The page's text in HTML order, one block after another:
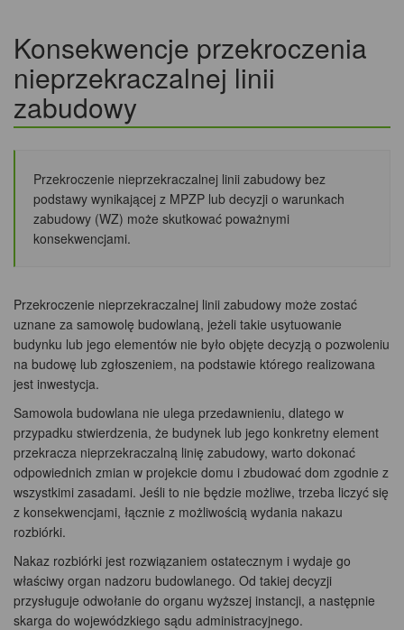
Konsekwencje przekroczenia
nieprzekraczalnej linii
zabudowy
Przekroczenie nieprzekraczalnej linii zabudowy bez
podstawy wynikającej z MPZP lub decyzji o warunkach
zabudowy (WZ) może skutkować poważnymi
konsekwencjami.
Przekroczenie nieprzekraczalnej linii zabudowy może zostać
uznane za samowolę budowlaną, jeżeli takie usytuowanie
budynku lub jego elementów nie było objęte decyzją o pozwoleniu
na budowę lub zgłoszeniem, na podstawie którego realizowana
jest inwestycja.
Samowola budowlana nie ulega przedawnieniu, dlatego w
przypadku stwierdzenia, że budynek lub jego konkretny element
przekracza nieprzekraczalną linię zabudowy, warto dokonać
odpowiednich zmian w projekcie domu i zbudować dom zgodnie z
wszystkimi zasadami. Jeśli to nie będzie możliwe, trzeba liczyć się
z konsekwencjami, łącznie z możliwością wydania nakazu
rozbiórki.
Nakaz rozbiórki jest rozwiązaniem ostatecznym i wydaje go
właściwy organ nadzoru budowlanego. Od takiej decyzji
przysługuje odwołanie do organu wyższej instancji, a następnie
skarga do wojewódzkiego sądu administracyjnego.